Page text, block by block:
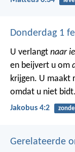
Donderdag 1
U verlangt naar
en beijvert u om
krijgen. U maakt
omdat u niet bidt.
Jakobus 4:2 zonde
Gerelateerde